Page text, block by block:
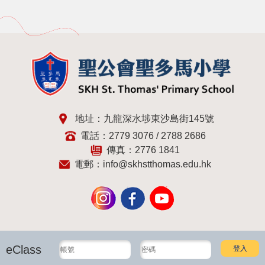
地址：九龍深水埗東沙島街145號
電話：2779 3076 / 2788 2686
傳真：2776 1841
電郵： info@skhstthomas.edu.hk
eClass